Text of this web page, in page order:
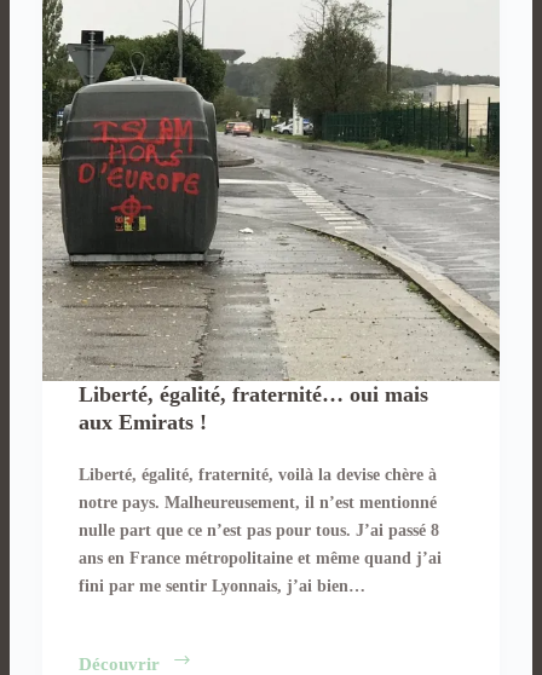
Liberté, égalité, fraternité… oui mais
aux Emirats !
Liberté, égalité, fraternité, voilà la devise chère à
notre pays. Malheureusement, il n’est mentionné
nulle part que ce n’est pas pour tous. J’ai passé 8
ans en France métropolitaine et même quand j’ai
fini par me sentir Lyonnais, j’ai bien…
Découvrir
Liberté,